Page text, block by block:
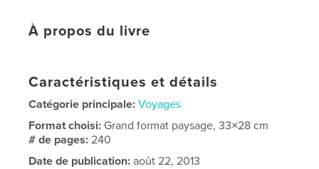
À propos du livre
Caractéristiques et détails
Catégorie principale: Voyages
Format choisi: Grand format paysage, 33×28 cm
# de pages:240
Date de publication: août 22, 2013